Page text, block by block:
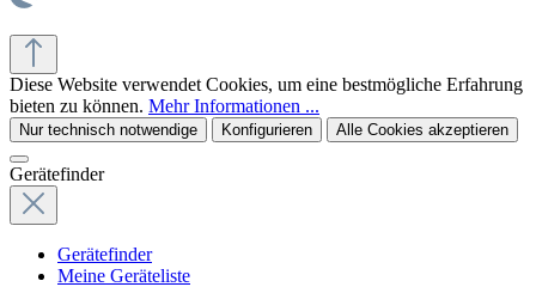
Diese Website verwendet Cookies, um eine bestmögliche Erfahrung
bieten zu können. Mehr Informationen ...
Nur technisch notwendige Konfigurieren Alle Cookies akzeptieren
Gerätefinder
Gerätefinder
Meine Geräteliste